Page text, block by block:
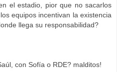
el estadio, pior que no sacarlos
equipos incentivan la existencia
llega su responsabilidad?
con Sofía o RDE? malditos!